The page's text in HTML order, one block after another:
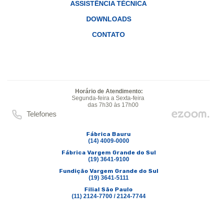
ASSISTÊNCIA TÉCNICA
DOWNLOADS
CONTATO
Horário de Atendimento:
Segunda-feira a Sexta-feira
das 7h30 às 17h00
Telefones
Fábrica Bauru
(14) 4009-0000
Fábrica Vargem Grande do Sul
(19) 3641-9100
Fundição Vargem Grande do Sul
(19) 3641-5111
Filial São Paulo
(11) 2124-7700 / 2124-7744